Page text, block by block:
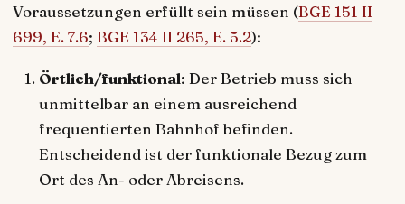
Voraussetzungen erfüllt sein müssen (BGE 151 II
699, E. 7.6; BGE 134 II 265, E. 5.2):
Örtlich/funktional: Der Betrieb muss sich
unmittelbar an einem ausreichend
frequentierten Bahnhof befinden.
Entscheidend ist der funktionale Bezug zum
Ort des An- oder Abreisens.